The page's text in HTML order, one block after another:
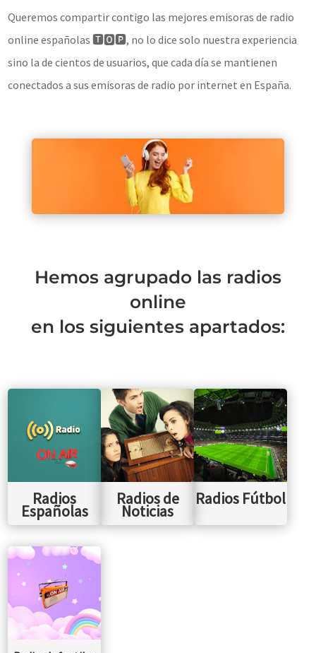
Queremos compartir contigo las mejores emisoras de radio
online españolas 🆃🅾🅿, no lo dice solo nuestra experiencia
sino la de cientos de usuarios, que cada día se mantienen
conectados a sus emisoras de radio por internet en España.
Hemos agrupado las radios
online
en los siguientes apartados:
Radios
Españolas
Radios de
Noticias
Radios Fútbol